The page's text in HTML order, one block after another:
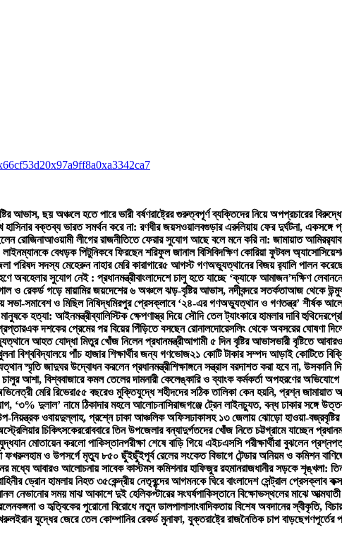
0x97a9ff8a0xa3342ca7
আভাস, ছয় অঞ্চলে হতে পারে ভারী বর্ষণরাষ্ট্রের গুরুত্বপূর্ণ ব্যক্তিদের নিয়ে অপপ্রচারের
হাসিনার বক্তব্য ভারত সমর্থন করে না: রণধীর জয়সওয়ালবগুড়ার এরুলিয়ায় ফের দুর্ঘটনা, একসঙ্গে
রোজিনাআওয়ামী লীগের রাজনীতিতে ফেরার সুযোগ আছে বলে মনে করি না: জামায়াত আমির
লাইনম্যানকে বেধড়ক পিটুনিকবে ফিরছেন শরিফুল জানাল বিসিবিদক্ষিণ কোরিয়া ফুটবল
পরিষদ সদস্য মেহেরুন নাহার মেরি কারাগারে৫ আগস্ট গণঅভ্যুত্থানের বিজয় র‍্যালি পালন
অবহেলার সুযোগ নেই : প্রধানমন্ত্রীবাংলাদেশে চালু হতে যাচ্ছে ‘ক্যাফে আমাজন’দক্ষিণ
ও রেকর্ড গড়ে মায়ামির জয়দেশের ৬ অঞ্চলে ঝড়-বৃষ্টির আভাস, নদীবন্দরে সতর্কতাআজ থেকে
সভা-সমাবেশ ও মিছিল নিষিদ্ধমিরপুর প্রেসক্লাবে ‘২৪-এর গণঅভ্যুত্থান ও গণতন্ত্র’ শীর্ষক
হত্যা: আইনমন্ত্রীব্যালিস্টিক ক্ষেপণাস্ত্র দিয়ে সৌদি তেল ট্যাংকারে হামলার দাবি হুথিদের
এক দশকের প্রেমের পর বিয়ের পিঁড়িতে বসছেন রোনালদোরেসলিং থেকে অবসরের ঘোষণা
আহত যোদ্ধা মিতুর খোঁজ নিলেন প্রধানমন্ত্রীআগামী ৫ দিন বৃষ্টির আভাসভারী বৃষ্টিতে
বিশ্ববিদ্যালয়ে পাঁচ হাজার শিক্ষার্থীর জন্য গণভোজ২১ কোটি টাকার সম্পদ আড়াই কোটিতে
স্মৃতি জাদুঘর উদ্বোধন করলেন প্রধানমন্ত্রীশিক্ষাঙ্গনে সন্ত্রাস বরদাশত করা হবে না, উসকানি
আশা, বিশ্ববাজারে কমল তেলের দামনারী কেলেঙ্কারি ও ব্যাংক কর্মকর্তা অপহরণের
মেরি রিভেরা৫৫ বছরেও মুক্তিযুদ্ধে শহীদদের সঠিক তালিকা কেন হয়নি, প্রশ্ন জামায়াত
‘৩% দুলাল’ নামে ঠিকাদার মহলে আলোচনাসিরাজগঞ্জে ট্রেন লাইনচ্যুত, বন্ধ ঢাকার সঙ্গে
ওবায়দুল্লাহ, প্রশ্নে ঢাকা আঞ্চলিক অফিসঢাকাসহ ১৩ জেলায় ঝোড়ো হাওয়া-
চিকিৎসকেররোববারে তিন উপজেলার বন্যাদুর্গতদের খোঁজ নিতে চট্টগ্রামে যাচ্ছেন
মোতায়েন করলো পাকিস্তানপরীক্ষা শেষে বাড়ি গিয়ে এইচএসসি পরীক্ষার্থীরা বুঝলেন
ফখরুলহাম ও উপসর্গে মৃত্যু ৮৫০ ছুঁইছুঁইপূর্ব রেলের সংকেত বিভাগে টেন্ডার অনিয়ম ও কমিশন
মধ্যে আবারও আলোচনায় সাবেক কাস্টমস কমিশনার হাফিজুর রহমানরাজধানীর সড়কে শৃঙ্খলা:
ড্রোন হামলায় নিহত ৩৫কেন্দ্রীয় নেতৃবৃন্দের আগমনকে ঘিরে বাংলাদেশ সেন্ট্রাল প্রেসক্লাব
নেভানোর সময় মাঝ আকাশে দুই হেলিকপ্টারের সংঘর্ষপাকিস্তানে বিক্ষোভস্থলের মাঝে
কঙ্গনা ও হৃত্বিকের পুরোনো বিরোধে নতুন ডালপালাসাংবাদিকতায় বিশেষ অবদানের স্বীকৃতি,
ইরান যুদ্ধের জেরে তেল কোম্পানির রেকর্ড মুনাফা, যুক্তরাষ্ট্রে রাজনৈতিক চাপ বাড়ছেগণপূর্তের